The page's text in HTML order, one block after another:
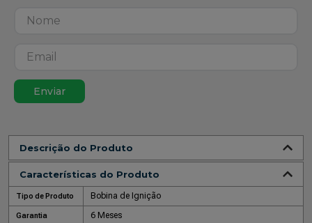
Enviar
Descrição do Produto
Características do Produto
Tipo de Produto Bobina de Ignição
Garantia 6 Meses